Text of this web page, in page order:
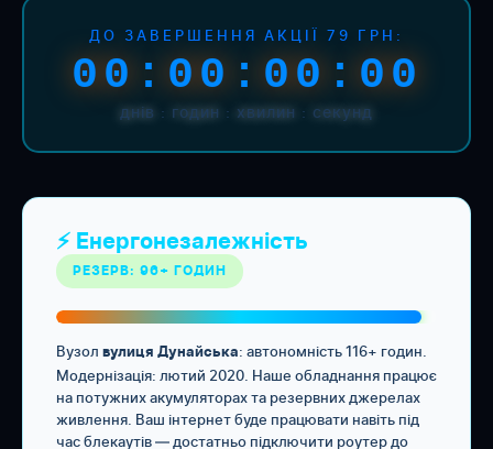
ДО ЗАВЕРШЕННЯ АКЦІЇ 79 ГРН:
00:00:00:00
днів : годин : хвилин : секунд
⚡ Енергонезалежність
РЕЗЕРВ: 96+ ГОДИН
Вузол вулиця Дунайська: автономність 116+ годин.
Модернізація: лютий 2020. Наше обладнання працює
на потужних акумуляторах та резервних джерелах
живлення. Ваш інтернет буде працювати навіть під
час блекаутів — достатньо підключити роутер до